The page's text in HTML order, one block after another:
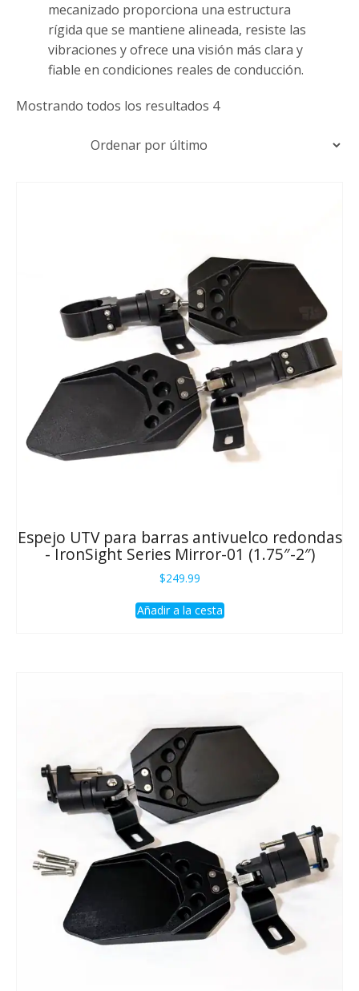
mecanizado proporciona una estructura
rígida que se mantiene alineada, resiste las
vibraciones y ofrece una visión más clara y
fiable en condiciones reales de conducción.
Mostrando todos los resultados 4Ordenados
Espejo UTV para barras antivuelco redondas
- IronSight Series Mirror-01 (1.75″-2″)
$249.99
Añadir a la cesta